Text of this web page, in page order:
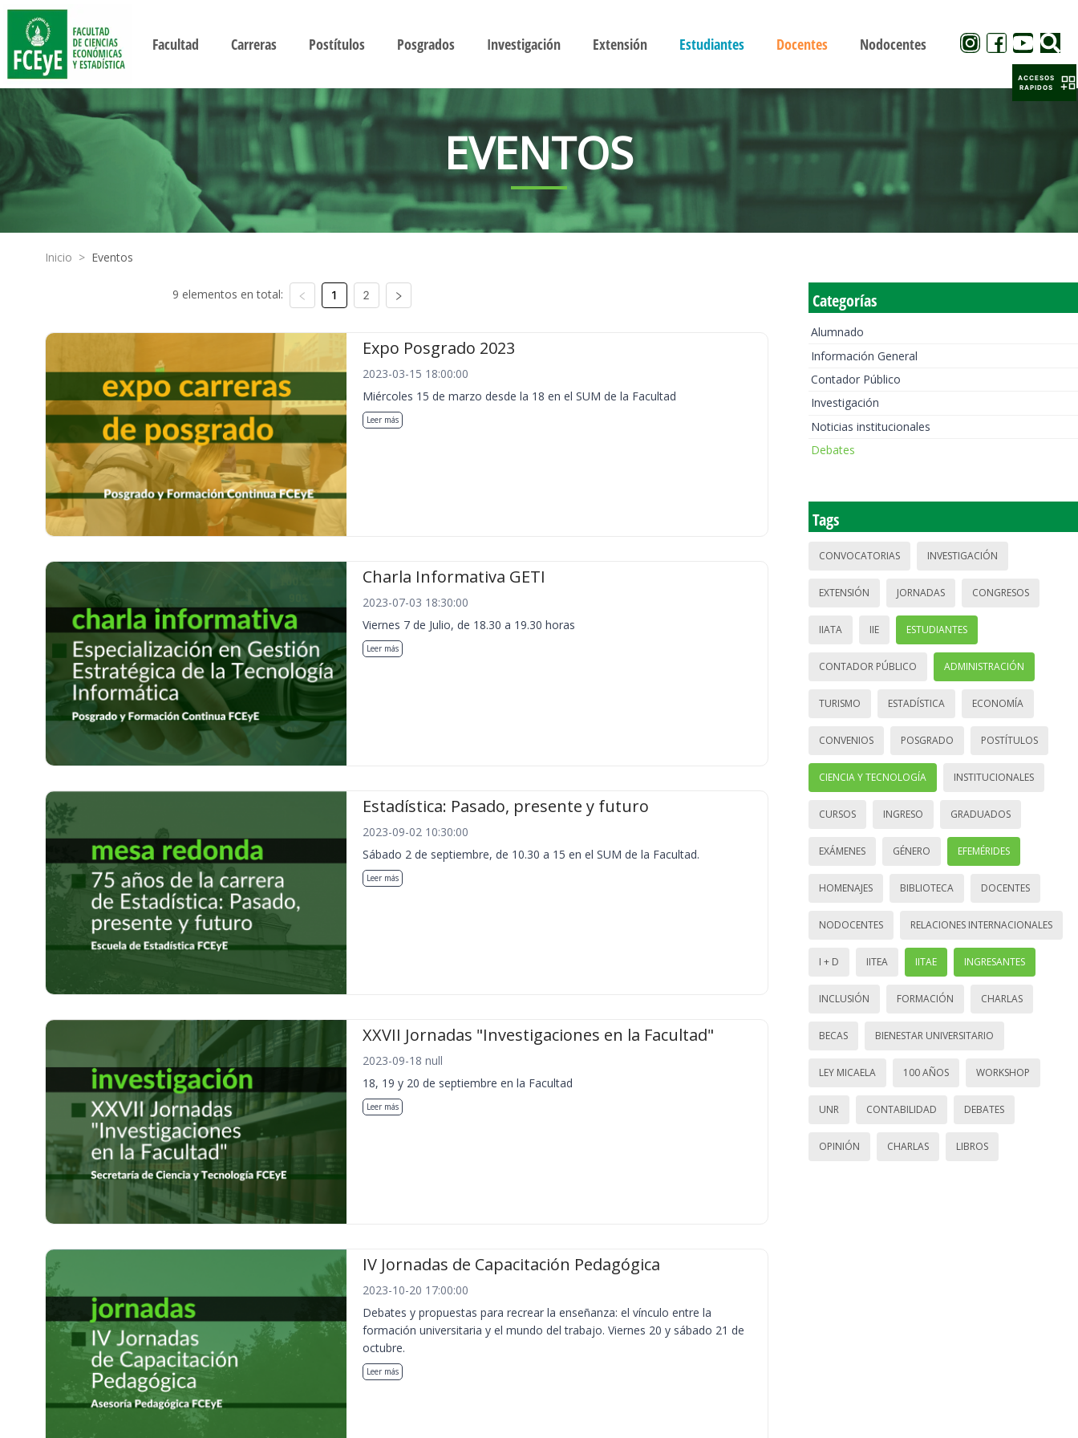
Facultad Carreras Postítulos Posgrados Investigación Extensión Estudiantes Docentes Nodocentes
EVENTOS
Inicio > Eventos
9 elementos en total: 1 2
Expo Posgrado 2023
2023-03-15 18:00:00
Miércoles 15 de marzo desde la 18 en el SUM de la Facultad
Leer más
Charla Informativa GETI
2023-07-03 18:30:00
Viernes 7 de Julio, de 18.30 a 19.30 horas
Leer más
Estadística: Pasado, presente y futuro
2023-09-02 10:30:00
Sábado 2 de septiembre, de 10.30 a 15 en el SUM de la Facultad.
Leer más
XXVII Jornadas "Investigaciones en la Facultad"
2023-09-18 null
18, 19 y 20 de septiembre en la Facultad
Leer más
IV Jornadas de Capacitación Pedagógica
2023-10-20 17:00:00
Debates y propuestas para recrear la enseñanza: el vínculo entre la
formación universitaria y el mundo del trabajo. Viernes 20 y sábado 21 de
octubre.
Leer más
Categorías
Alumnado
Información General
Contador Público
Investigación
Noticias institucionales
Debates
Tags
CONVOCATORIAS INVESTIGACIÓN
EXTENSIÓN JORNADAS CONGRESOS
IIATA IIE ESTUDIANTES
CONTADOR PÚBLICO ADMINISTRACIÓN
TURISMO ESTADÍSTICA ECONOMÍA
CONVENIOS POSGRADO POSTÍTULOS
CIENCIA Y TECNOLOGÍA INSTITUCIONALES
CURSOS INGRESO GRADUADOS
EXÁMENES GÉNERO EFEMÉRIDES
HOMENAJES BIBLIOTECA DOCENTES
NODOCENTES RELACIONES INTERNACIONALES
I + D IITEA IITAE INGRESANTES
INCLUSIÓN FORMACIÓN CHARLAS
BECAS BIENESTAR UNIVERSITARIO
LEY MICAELA 100 AÑOS WORKSHOP
UNR CONTABILIDAD DEBATES
OPINIÓN CHARLAS LIBROS
ACCESOS
RAPIDOS